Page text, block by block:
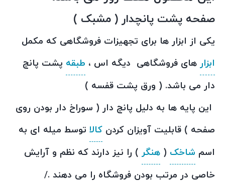
صفحه پشت پانچدار ( مشبک )
یکی از ابزار ها برای تجهیزات فروشگاهی که مکمل
ابزار های فروشگاهی دیگه اس ، طبقه پشت پانچ
دار می باشد. ( ورق پشت قفسه )
این پایه ها به دلیل پانچ دار ( سوراخ دار بودن روی
صفحه ) قابلیت آویزان کردن کالا توسط میله ای به
اسم شاخک ( هنگر ) را نیز دارند که نظم و آرایش
خاصی در مرتب بودن فروشگاه را می دهند ./